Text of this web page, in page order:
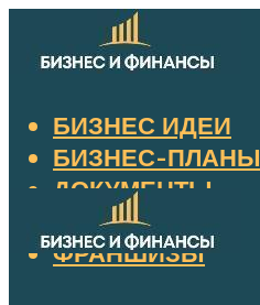
БИЗНЕС ИДЕИ
БИЗНЕС-ПЛАНЫ
ДОКУМЕНТЫ
НАЛОГИ
ФРАНШИЗЫ